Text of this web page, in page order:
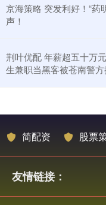
京海策略 突发利好！“药
声！
荆叶优配 年薪超五十万
生兼职当黑客被苍南警
简配资 股票
友情链接：